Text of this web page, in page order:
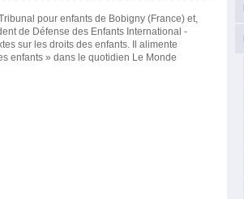
pour enfants de Bobigny (France) et,
de Défense des Enfants International -
sur les droits des enfants. Il alimente
enfants » dans le quotidien Le Monde